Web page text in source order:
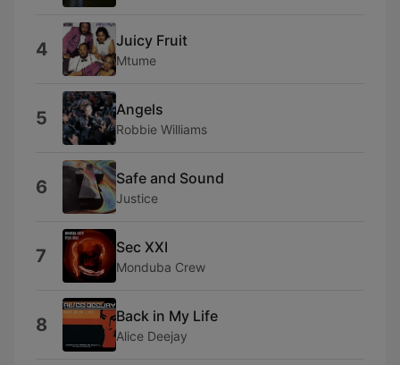
4 Juicy Fruit
Mtume
5 Angels
Robbie Williams
6 Safe and Sound
Justice
7 Sec XXI
Monduba Crew
8 Back in My Life
Alice Deejay